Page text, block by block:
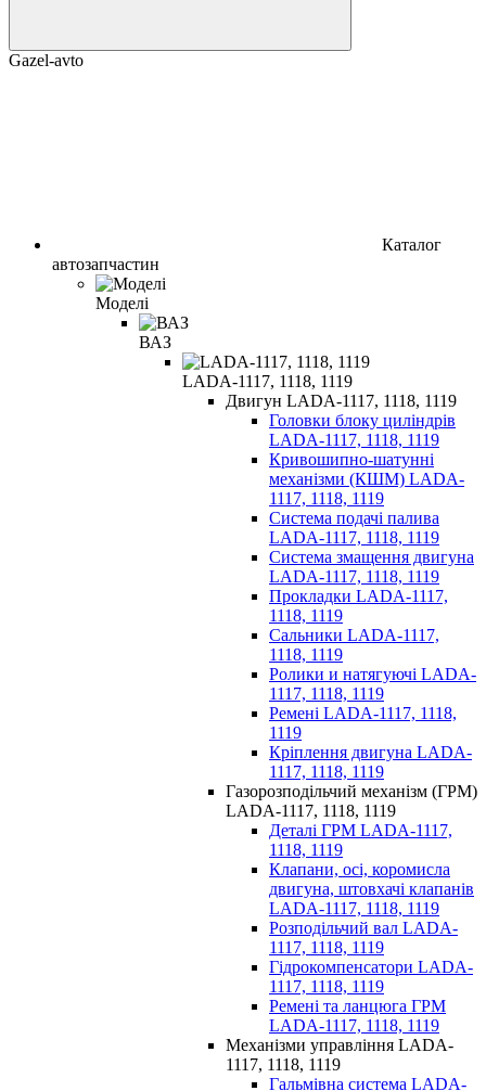
Gazel-avto
Каталог
автозапчастин
Моделі
ВАЗ
LADA-1117, 1118, 1119
Двигун LADA-1117, 1118, 1119
Головки блоку циліндрів
LADA-1117, 1118, 1119
Кривошипно-шатунні
механізми (КШМ) LADA-
1117, 1118, 1119
Система подачі палива
LADA-1117, 1118, 1119
Система змащення двигуна
LADA-1117, 1118, 1119
Прокладки LADA-1117,
1118, 1119
Сальники LADA-1117,
1118, 1119
Ролики и натягуючі LADA-
1117, 1118, 1119
Ремені LADA-1117, 1118,
1119
Кріплення двигуна LADA-
1117, 1118, 1119
Газорозподільчий механізм (ГРМ)
LADA-1117, 1118, 1119
Деталі ГРМ LADA-1117,
1118, 1119
Клапани, осі, коромисла
двигуна, штовхачі клапанів
LADA-1117, 1118, 1119
Розподільчий вал LADA-
1117, 1118, 1119
Гідрокомпенсатори LADA-
1117, 1118, 1119
Ремені та ланцюга ГРМ
LADA-1117, 1118, 1119
Механізми управління LADA-
1117, 1118, 1119
Гальмівна система LADA-